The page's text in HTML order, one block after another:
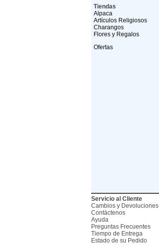
Tiendas
Alpaca
Artículos Religiosos
Charangos
Flores y Regalos
Ofertas
Servicio al Cliente
Cambios y Devoluciones
Contáctenos
Ayuda
Preguntas Frecuentes
Tiempo de Entrega
Estado de su Pedido